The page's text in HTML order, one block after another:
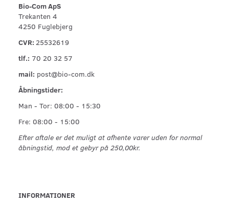
Bio-Com ApS
Trekanten 4
4250 Fuglebjerg
CVR: 25532619
tlf.: 70 20 32 57
mail: post@bio-com.dk
Åbningstider:
Man - Tor: 08:00 - 15:30
Fre: 08:00 - 15:00
Efter aftale er det muligt at afhente varer uden for normal
åbningstid, mod et gebyr på 250,00kr.
INFORMATIONER